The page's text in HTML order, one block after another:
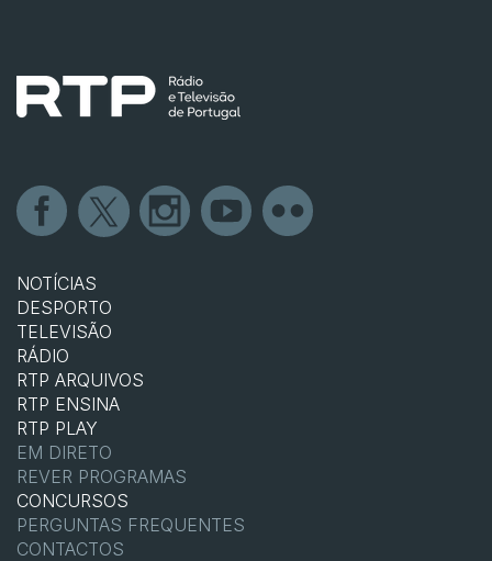
NOTÍCIAS
DESPORTO
TELEVISÃO
RÁDIO
RTP ARQUIVOS
RTP ENSINA
RTP PLAY
EM DIRETO
REVER PROGRAMAS
CONCURSOS
PERGUNTAS FREQUENTES
CONTACTOS